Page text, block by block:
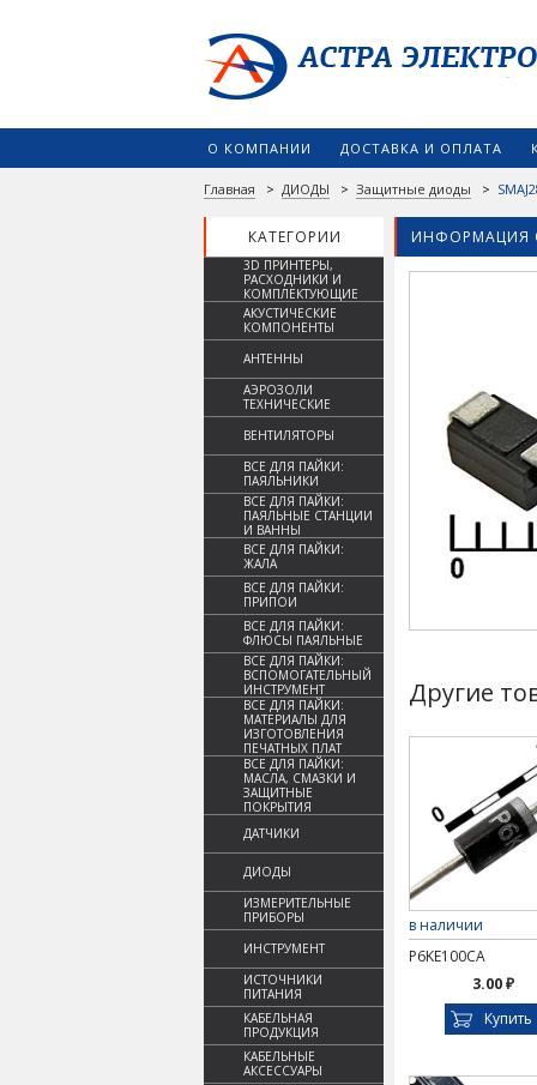
О КОМПАНИИ ДОСТАВКА И ОПЛАТА
Главная > ДИОДЫ > Защитные диоды >
КАТЕГОРИИ ИНФОРМАЦИЯ
3D ПРИНТЕРЫ,
РАСХОДНИКИ И
КОМПЛЕКТУЮЩИЕ
АКУСТИЧЕСКИЕ
КОМПОНЕНТЫ
АНТЕННЫ
АЭРОЗОЛИ
ТЕХНИЧЕСКИЕ
ВЕНТИЛЯТОРЫ
ВСЕ ДЛЯ ПАЙКИ:
ПАЯЛЬНИКИ
ВСЕ ДЛЯ ПАЙКИ:
ПАЯЛЬНЫЕ СТАНЦИИ
И ВАННЫ
ВСЕ ДЛЯ ПАЙКИ:
ЖАЛА
ВСЕ ДЛЯ ПАЙКИ:
ПРИПОИ
ВСЕ ДЛЯ ПАЙКИ:
ФЛЮСЫ ПАЯЛЬНЫЕ
ВСЕ ДЛЯ ПАЙКИ:
ВСПОМОГАТЕЛЬНЫЙ
ИНСТРУМЕНТ
ВСЕ ДЛЯ ПАЙКИ:
МАТЕРИАЛЫ ДЛЯ
ИЗГОТОВЛЕНИЯ
ПЕЧАТНЫХ ПЛАТ
ВСЕ ДЛЯ ПАЙКИ:
МАСЛА, СМАЗКИ И
ЗАЩИТНЫЕ
ПОКРЫТИЯ
ДАТЧИКИ
ДИОДЫ
ИЗМЕРИТЕЛЬНЫЕ
ПРИБОРЫ
ИНСТРУМЕНТ
ИСТОЧНИКИ
ПИТАНИЯ
КАБЕЛЬНАЯ
ПРОДУКЦИЯ
КАБЕЛЬНЫЕ
АКСЕССУАРЫ
Другие
в наличии
P6KE100CA
3.00 ₽
Купить